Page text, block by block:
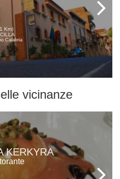
Km)
Calabria
vicinanze
KERKYRA